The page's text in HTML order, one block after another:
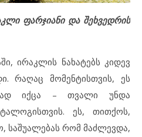
ფარჯიანი და შეხვედრის
ირაკლის ნახატებს კიდევ
რაღაც მომენტისთვის, ეს
იქცა – თვალი უნდა
ეს, თითქოს,
საშუალებას რომ მაძლევდა,